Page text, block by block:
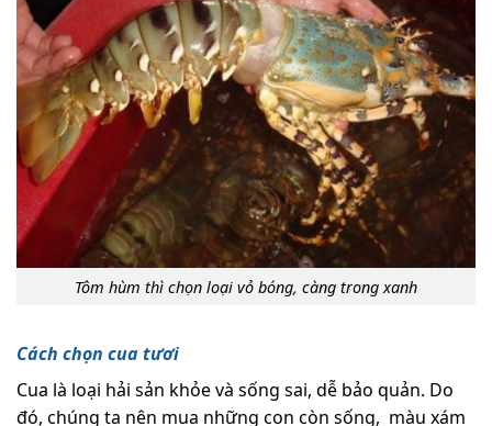
Tôm hùm thì chọn loại vỏ bóng, càng trong xanh
Cách chọn cua tươi
Cua là loại hải sản khỏe và sống sai, dễ bảo quản. Do
đó, chúng ta nên mua những con còn sống, màu xám